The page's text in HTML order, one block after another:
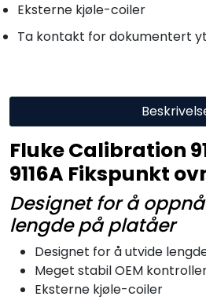
Eksterne kjøle-coiler
Ta kontakt for dokumentert
Fluke Calibration
9116A Fikspunkt
Designet for å
lengde på platåer
Designet for å utvide
Meget stabil OEM
Eksterne kjøle-coiler